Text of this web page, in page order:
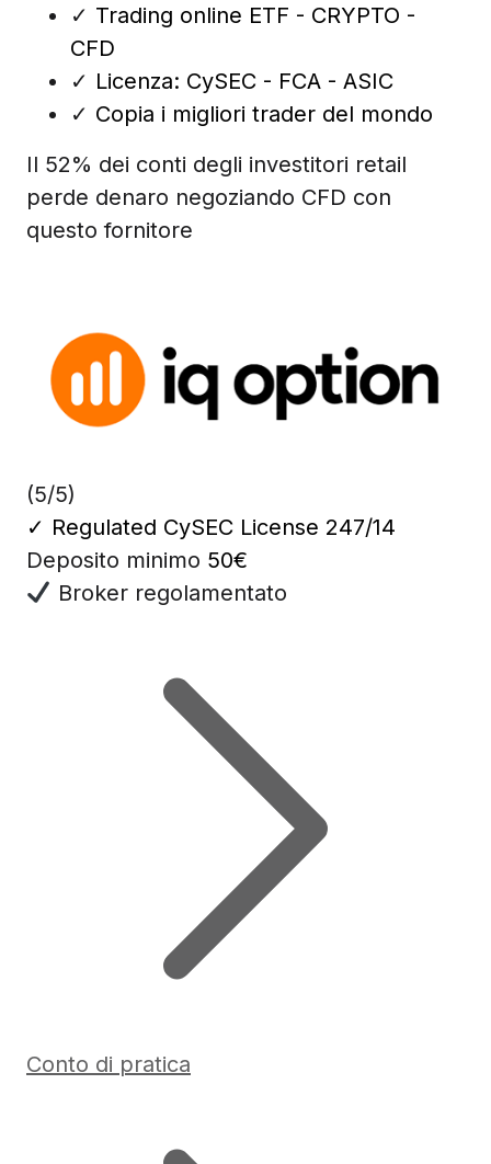
✓ Trading online ETF - CRYPTO -
CFD
✓ Licenza: CySEC - FCA - ASIC
✓ Copia i migliori trader del mondo
Il 52% dei conti degli investitori retail
perde denaro negoziando CFD con
questo fornitore
(5/5)
✓ Regulated CySEC License 247/14
Deposito minimo 50€
Broker regolamentato
Conto di pratica